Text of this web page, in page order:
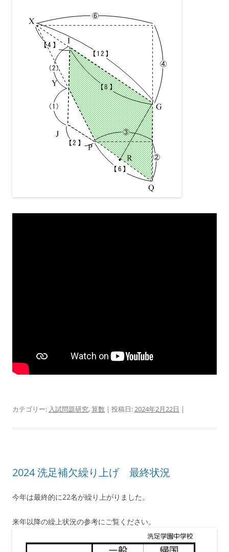
カテゴリー: 入試問題研究,算数 | 投稿日:2024年2月22日 |
2024 洗足補欠繰り上げ 最終状況
今年は最終的に22名が繰り上がりました。
来年以降の繰上状況の参考にご覧ください。